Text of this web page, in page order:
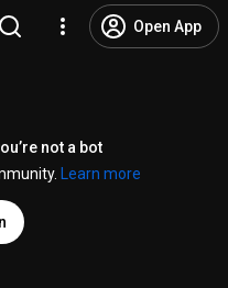
Open App
not a bot
Learn more